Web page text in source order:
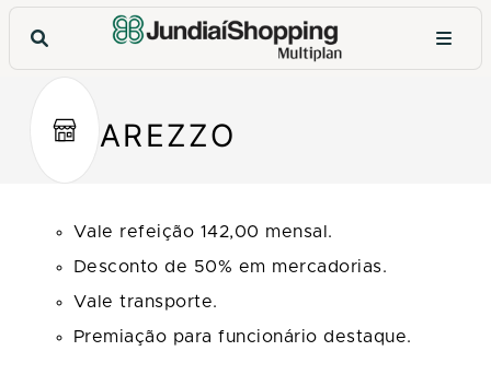
AREZZO
Vale refeição 142,00 mensal.
Desconto de 50% em mercadorias.
Vale transporte.
Premiação para funcionário destaque.